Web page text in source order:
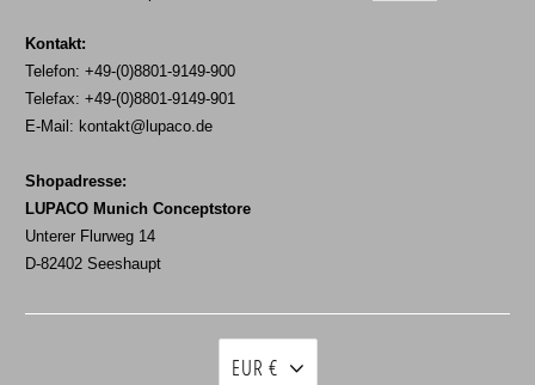
Kontakt:
Telefon: +49-(0)8801-9149-900
Telefax: +49-(0)8801-9149-901
E-Mail: kontakt@lupaco.de
Shopadresse:
LUPACO Munich Conceptstore
Unterer Flurweg 14
D-82402 Seeshaupt
EUR €